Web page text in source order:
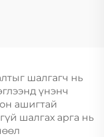
шалгагч нь
үнэнч
ашигтай
шалгах арга нь